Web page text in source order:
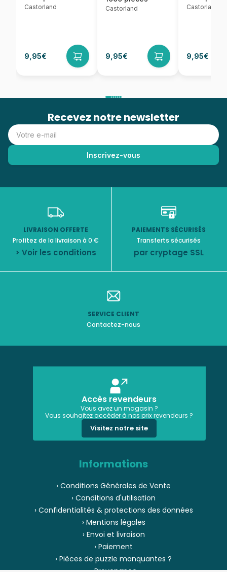
Castorland
9,95€
Castorland
9,95€
Castorland
9,95€
Recevez notre newsletter
LIVRAISON OFFERTE
Profitez de la livraison à 0 €
> Voir les conditions
PAIEMENTS SÉCURISÉS
Transferts sécurisés
par cryptage SSL
SERVICE CLIENT
Contactez-nous
Accès revendeurs
Vous avez un magasin ?
Vous souhaitez accéder à nos prix revendeurs ?
Visitez notre site
Informations
› Conditions Générales de Vente
› Conditions d'utilisation
› Confidentialités & protections des données
› Mentions légales
› Envoi et livraison
› Paiement
› Pièces de puzzle manquantes ?